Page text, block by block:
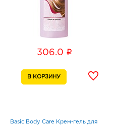
306.0 i
Basic Body Care Крем-гель для